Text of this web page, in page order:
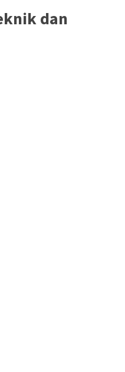
dan